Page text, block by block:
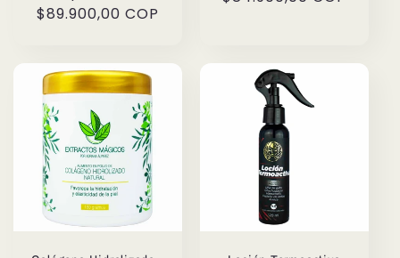
habitual
$89.900,00 COP